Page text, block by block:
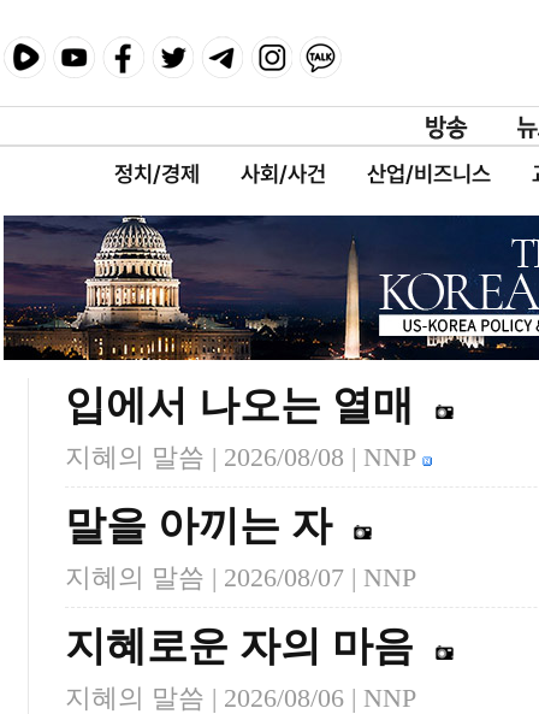
정치/경제 사회/사건 산업/비즈니스
입에서 나오는 열매
지혜의 말씀 | 2026/08/08 | NNP
말을 아끼는 자
지혜의 말씀 | 2026/08/07 | NNP
지혜로운 자의 마음
지혜의 말씀 | 2026/08/06 | NNP